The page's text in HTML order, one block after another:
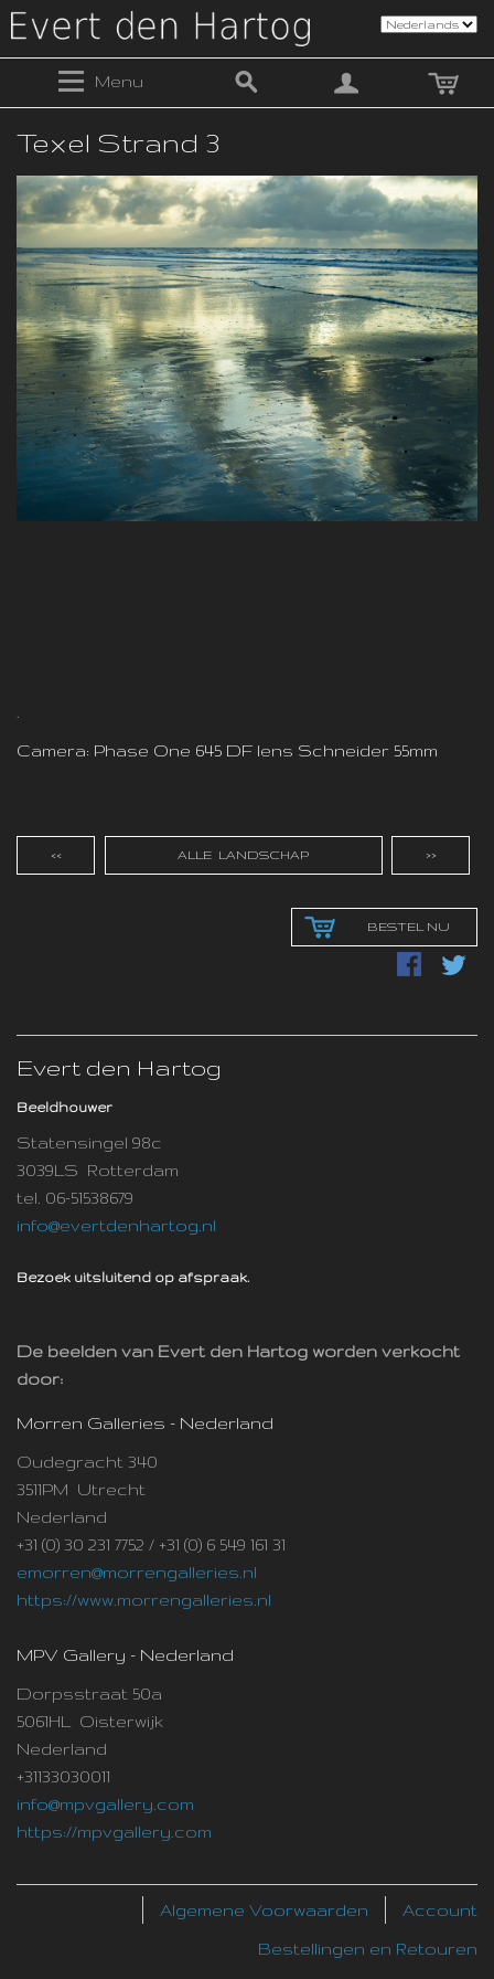
Menu
Texel Strand 3
Camera: Phase One 645 DF lens Schneider 55mm
<< ALLE LANDSCHAP >>
BESTEL NU
Evert den Hartog
Beeldhouwer
Statensingel 98c
3039LS Rotterdam
tel. 06-51538679
info@evertdenhartog.nl
Bezoek uitsluitend op afspraak.
De beelden van Evert den Hartog worden verkocht
door:
Morren Galleries - Nederland
Oudegracht 340
3511PM Utrecht
Nederland
+31 (0) 30 231 7752 / +31 (0) 6 549 161 31
emorren@morrengalleries.nl
https://www.morrengalleries.nl
MPV Gallery - Nederland
Dorpsstraat 50a
5061HL Oisterwijk
Nederland
+31133030011
info@mpvgallery.com
https://mpvgallery.com
Account
Algemene Voorwaarden
Bestellingen en Retouren